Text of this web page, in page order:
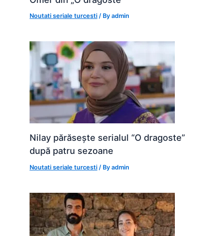
Noutati seriale turcesti / Byadmin
Nilay părăsește serialul “O dragoste”
după patru sezoane
Noutati seriale turcesti / Byadmin